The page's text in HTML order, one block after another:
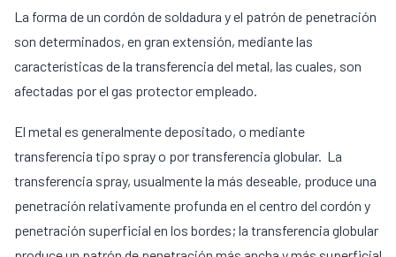
La forma de un cordón de soldadura y el patrón de penetración
son determinados, en gran extensión, mediante las
características de la transferencia del metal, las cuales, son
afectadas por el gas protector empleado.
El metal es generalmente depositado, o mediante
transferencia tipo spray o por transferencia globular. La
transferencia spray, usualmente la más deseable, produce una
penetración relativamente profunda en el centro del cordón y
penetración superficial en los bordes; la transferencia globular